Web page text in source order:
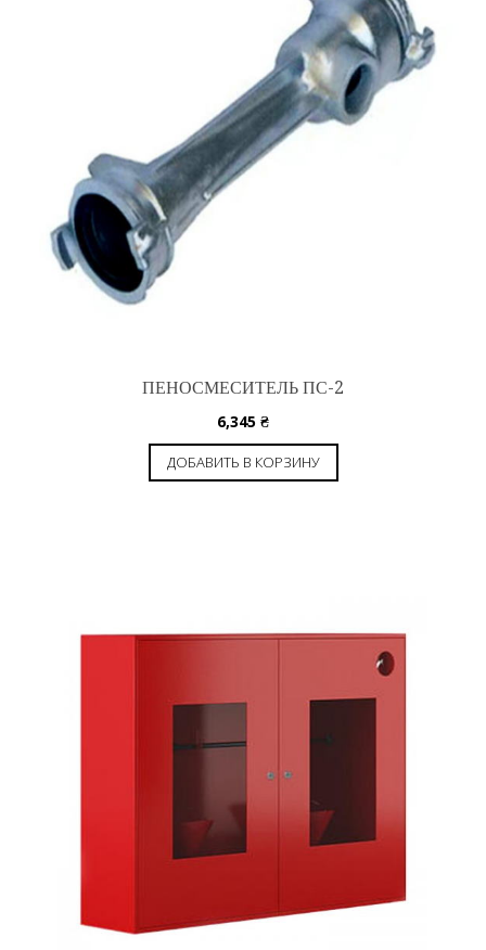
ПЕНОСМЕСИТЕЛЬ ПС-2
6,345 ₴
ДОБАВИТЬ В КОРЗИНУ